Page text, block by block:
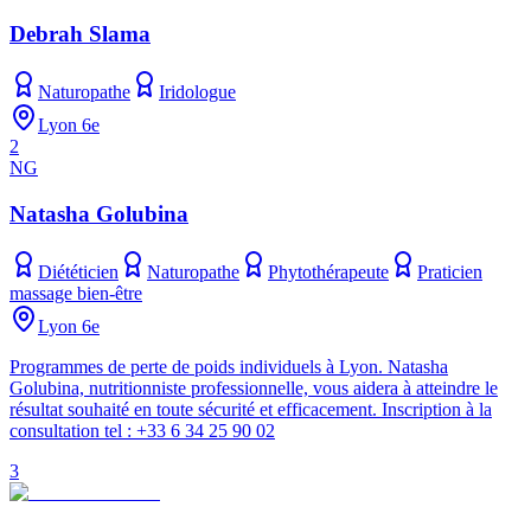
Debrah Slama
Naturopathe
Iridologue
Lyon 6e
2
NG
Natasha Golubina
Diététicien Naturopathe Phytothérapeute
Praticien
massage bien-être
Lyon 6e
Programmes de perte de poids individuels à Lyon. Natasha
Golubina, nutritionniste professionnelle, vous aidera à atteindre le
résultat souhaité en toute sécurité et efficacement. Inscription à la
consultation tel : +33 6 34 25 90 02
3